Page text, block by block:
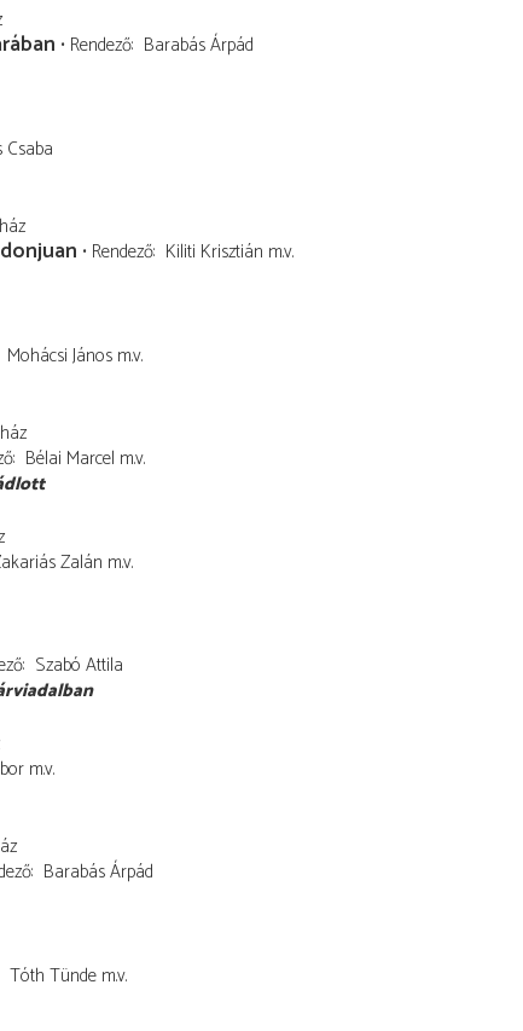
Rendező Barabás Árpád
Csaba
donjuan Rendező Kiliti Krisztián m.v.
Mohácsi János m.v.
Bélai Marcel m.v.
Zalán m.v.
Szabó Attila
m.v.
Barabás Árpád
Tóth Tünde m.v.